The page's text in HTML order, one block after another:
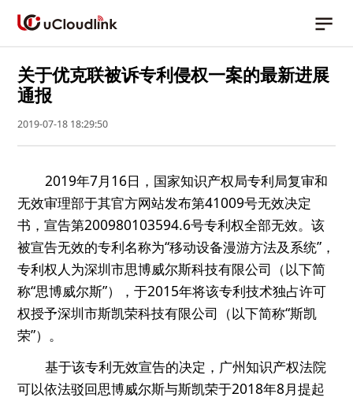
关于优克联被诉专利侵权一案的最新进展
通报
2019-07-18 18:29:50
2019年7月16日，国家知识产权局专利局复审和
无效审理部于其官方网站发布第41009号无效决定
书，宣告第200980103594.6号专利权全部无效。该
被宣告无效的专利名称为“移动设备漫游方法及系统”，
专利权人为深圳市思博威尔斯科技有限公司（以下简
称“思博威尔斯”），于2015年将该专利技术独占许可
权授予深圳市斯凯荣科技有限公司（以下简称“斯凯
荣”）。
基于该专利无效宣告的决定，广州知识产权法院
可以依法驳回思博威尔斯与斯凯荣于2018年8月提起